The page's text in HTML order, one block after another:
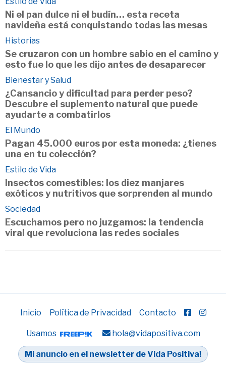
Ni el pan dulce ni el budín… esta receta
navideña está conquistando todas las mesas
Historias
Se cruzaron con un hombre sabio en el camino y
esto fue lo que les dijo antes de desaparecer
Bienestar y Salud
¿Cansancio y dificultad para perder peso?
Descubre el suplemento natural que puede
ayudarte a combatirlos
El Mundo
Pagan 45.000 euros por esta moneda: ¿tienes
una en tu colección?
Estilo de Vida
Insectos comestibles: los diez manjares
exóticos y nutritivos que sorprenden al mundo
Sociedad
Escuchamos pero no juzgamos: la tendencia
viral que revoluciona las redes sociales
Inicio Política de Privacidad Contacto
Usamos hola@vidapositiva.com
Mi anuncio en el newsletter de Vida Positiva!